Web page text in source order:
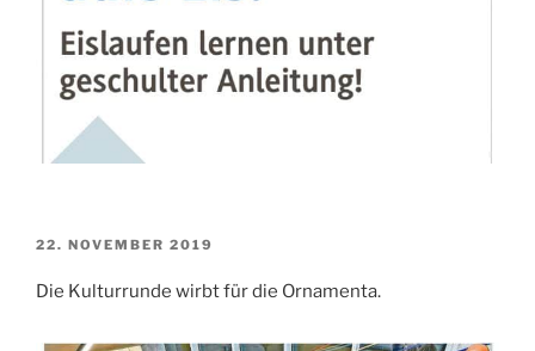
VERÖFFENTLICHT
22. NOVEMBER 2019
Die Kulturrunde wirbt für die Ornamenta.